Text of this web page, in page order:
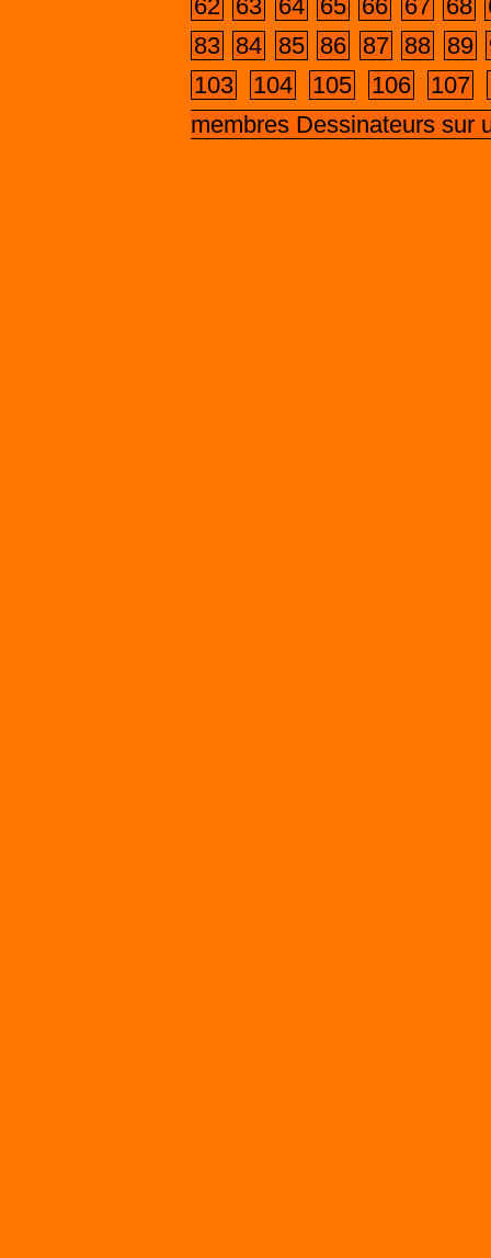
62 63 64 65 66 67 68
83 84 85 86 87 88 89
103
104 105 106 107
membres Dessinateurs sur